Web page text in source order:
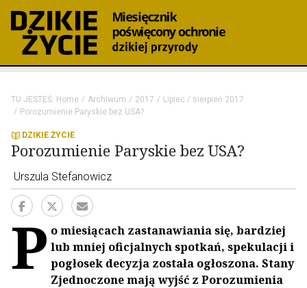
TU JESTEŚ: Home Archiwum 2017
Lipiec / sierpień 2017
Porozumienie Paryskie bez USA?
DZIKIE ŻYCIE
Porozumienie Paryskie bez USA?
Urszula Stefanowicz
P o miesiącach zastanawiania się, bardziej
lub mniej oficjalnych spotkań, spekulacji i
pogłosek decyzja została ogłoszona. Stany
Zjednoczone mają wyjść z Porozumienia